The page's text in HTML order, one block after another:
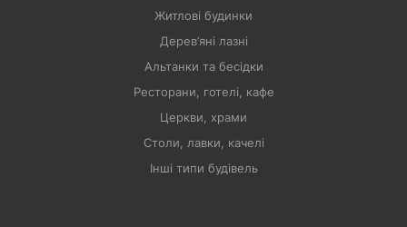
Житлові будинки
Дерев’яні лазні
Альтанки та бесідки
Ресторани, готелі, кафе
Церкви, храми
Столи, лавки, качелі
Інші типи будівель